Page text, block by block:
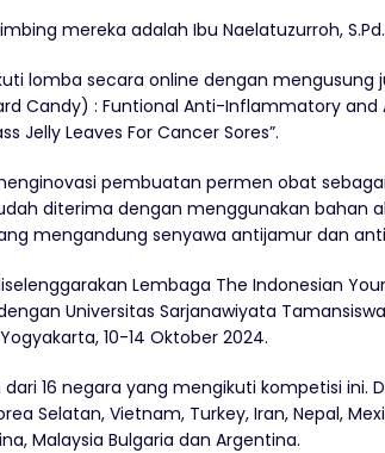
mereka adalah Ibu Naelatuzurroh, S.Pd.
lomba secara online dengan mengusung
Candy) : Funtional Anti-Inflammatory and
Jelly Leaves For Cancer Sores”.
pembuatan permen obat
diterima dengan menggunakan bahan
mengandung senyawa antijamur dan
Lembaga The Indonesian
Universitas Sarjanawiyata
10-14 Oktober 2024.
16 negara yang mengikuti kompetisi ini.
Selatan, Vietnam, Turkey, Iran, Nepal,
Malaysia Bulgaria dan Argentina.